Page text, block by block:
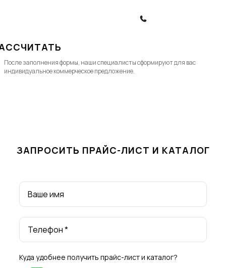
После заполнения формы, наши специалисты cформируют для вас
индивидуальное коммерческое предложение.
ЗАПРОСИТЬ ПРАЙС-ЛИСТ И КАТАЛОГ
Ваше имя
Телефон *
Куда удобнее получить прайс-лист и каталог?